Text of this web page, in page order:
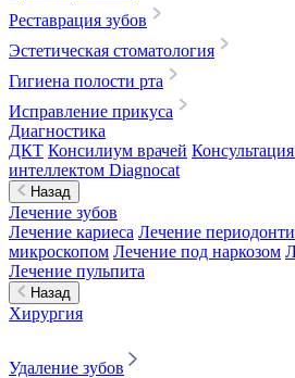
Реставрация зубов
Эстетическая стоматология
Гигиена полости рта
Исправление прикуса
Диагностика
ДКТ Консилиум врачей
интеллектом Diagnocat
Назад
Лечение зубов
Лечение кариеса Лечение
микроскопом Лечение под наркозом
Лечение пульпита
Назад
Хирургия
Удаление зубов